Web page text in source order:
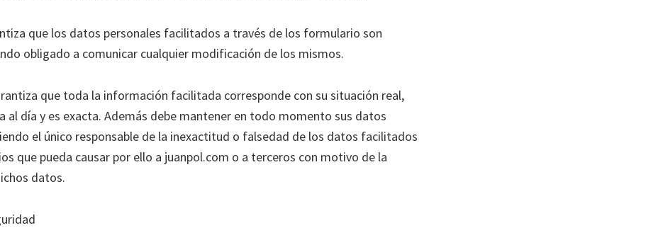
que los datos personales facilitados a través de los formulario son
obligado a comunicar cualquier modificación de los mismos.
que toda la información facilitada corresponde con su situación real,
al día y es exacta. Además debe mantener en todo momento sus datos
el único responsable de la inexactitud o falsedad de los datos facilitados
que pueda causar por ello a juanpol.com o a terceros con motivo de la
datos.